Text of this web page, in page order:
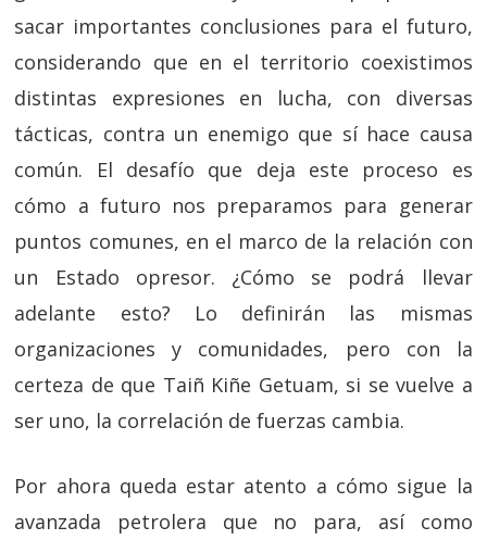
sacar importantes conclusiones para el futuro,
considerando que en el territorio coexistimos
distintas expresiones en lucha, con diversas
tácticas, contra un enemigo que sí hace causa
común. El desafío que deja este proceso es
cómo a futuro nos preparamos para generar
puntos comunes, en el marco de la relación con
un Estado opresor. ¿Cómo se podrá llevar
adelante esto? Lo definirán las mismas
organizaciones y comunidades, pero con la
certeza de que Taiñ Kiñe Getuam, si se vuelve a
ser uno, la correlación de fuerzas cambia.
Por ahora queda estar atento a cómo sigue la
avanzada petrolera que no para, así como